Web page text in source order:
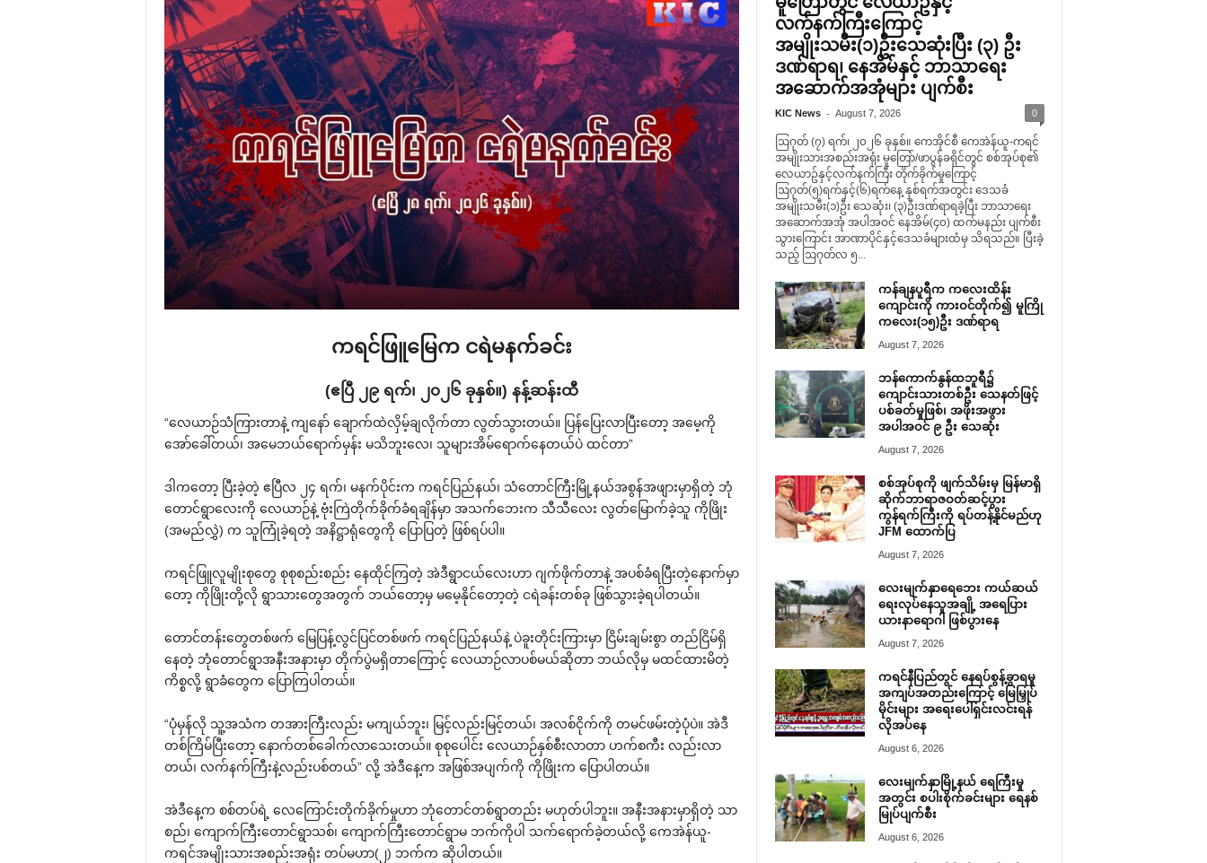
ကရင်ဖြူမြေက ငရဲမနက်ခင်း
(ဧပြီ ၂၉ ရက်၊ ၂၀၂၆ ခုနှစ်။) နန့်ဆန်းထီ
“လေယာဉ်သံကြားတာနဲ့ ကျနော် ချောက်ထဲလှိမ့်ချလိုက်တာ လွတ်သွားတယ်။ ပြန်ပြေးလာပြီးတော့ အမေ့ကို
အော်ခေါ်တယ်၊ အမေဘယ်ရောက်မှန်း မသိဘူးလေ၊ သူများအိမ်ရောက်နေတယ်ပဲ ထင်တာ”
ဒါကတော့ ပြီးခဲ့တဲ့ ဧပြီလ ၂၄ ရက်၊ မနက်ပိုင်းက ကရင်ပြည်နယ်၊ သံတောင်ကြီးမြို့နယ်အစွန်အဖျားမှာရှိတဲ့ ဘုံ
တောင်ရွာလေးကို လေယာဉ်နဲ့ ဗုံးကြဲတိုက်ခိုက်ခံရချိန်မှာ အသက်ဘေးက သီသီလေး လွတ်မြောက်ခဲ့သူ ကိုဖြိုး
(အမည်လွှဲ) က သူကြုံခဲ့ရတဲ့ အနိဋ္ဌာရုံတွေကို ပြောပြတဲ့ ဖြစ်ရပ်ပါ။
ကရင်ဖြူလူမျိုးစုတွေ စုစုစည်းစည်း နေထိုင်ကြတဲ့ အဲဒီရွာငယ်လေးဟာ ဂျက်ဖိုက်တာနဲ့ အပစ်ခံရပြီးတဲ့နောက်မှာ
တော့ ကိုဖြိုးတို့လို ရွာသားတွေအတွက် ဘယ်တော့မှ မမေ့နိုင်တော့တဲ့ ငရဲခန်းတစ်ခု ဖြစ်သွားခဲ့ရပါတယ်။
တောင်တန်းတွေတစ်ဖက် မြေပြန့်လွင်ပြင်တစ်ဖက် ကရင်ပြည်နယ်နဲ့ ပဲခူးတိုင်းကြားမှာ ငြိမ်းချမ်းစွာ တည်ငြိမ်ရှိ
နေတဲ့ ဘုံတောင်ရွာအနီးအနားမှာ တိုက်ပွဲမရှိတာကြောင့် လေယာဉ်လာပစ်မယ်ဆိုတာ ဘယ်လိုမှ မထင်ထားမိတဲ့
ကိစ္စလို့ ရွာခံတွေက ပြောကြပါတယ်။
“ပုံမှန်လို သူ့အသံက တအားကြီးလည်း မကျယ်ဘူး၊ မြင့်လည်းမြင့်တယ်၊ အလစ်ငိုက်ကို တမင်ဖမ်းတဲ့ပုံပဲ။ အဲဒီ
တစ်ကြိမ်ပြီးတော့ နောက်တစ်ခေါက်လာသေးတယ်။ စုစုပေါင်း လေယာဉ်နှစ်စီးလာတာ ဟက်စကီး လည်းလာ
တယ်၊ လက်နက်ကြီးနဲ့လည်းပစ်တယ်” လို့ အဲဒီနေ့က အဖြစ်အပျက်ကို ကိုဖြိုးက ပြောပါတယ်။
အဲဒီနေ့က စစ်တပ်ရဲ့ လေကြောင်းတိုက်ခိုက်မှုဟာ ဘုံတောင်တစ်ရွာတည်း မဟုတ်ပါဘူး။ အနီးအနားမှာရှိတဲ့ သာ
စည်၊ ကျောက်ကြီးတောင်ရွာသစ်၊ ကျောက်ကြီးတောင်ရွာမ ဘက်ကိုပါ သက်ရောက်ခဲ့တယ်လို့ ကေအဲန်ယူ-
ကရင်အမျိုးသားအစည်းအရုံး တပ်မဟာ(၂) ဘက်က ဆိုပါတယ်။
လက်နက်ကြီးကြောင့်
အမျိုးသမီး(၁)ဦးသေဆုံးပြီး (၃) ဦး
ဒဏ်ရာရ၊ နေအိမ်နှင့် ဘာသာရေး
အဆောက်အအုံများ ပျက်စီး
KIC News - August 7, 2026 0
ဩဂုတ် (၇) ရက်၊ ၂၀၂၆ ခုနှစ်။ ကေအိုင်စီ ကေအဲန်ယူ-ကရင်
အမျိုးသားအစည်းအရုံး မူတြော်/ဖာပွန်ခရိုင်တွင် စစ်အုပ်စု၏
လေယာဥ်နှင့်လက်နက်ကြီး တိုက်ခိုက်မှုကြောင့်
ဩဂုတ်(၅)ရက်နှင့်(၆)ရက်နေ့ နှစ်ရက်အတွင်း ဒေသခံ
အမျိုးသမီး(၁)ဦး သေဆုံး၊ (၃)ဦးဒဏ်ရာရခဲ့ပြီး ဘာသာရေး
အဆောက်အအုံ အပါအဝင် နေအိမ်(၄၀) ထက်မနည်း ပျက်စီး
သွားကြောင်း အာဏာပိုင်နှင့်ဒေသခံများထံမှ သိရသည်။ ပြီးခဲ့
သည့် ဩဂုတ်လ ၅...
ကန်ချနပူရီက ကလေးထိန်း
ကျောင်းကို ကားဝင်တိုက်၍ မူကြို
ကလေး(၁၅)ဦး ဒဏ်ရာရ
August 7, 2026
ဘန်ကောက်နွန်ထဘူရီ၌
ကျောင်းသားတစ်ဦး သေနတ်ဖြင့်
ပစ်ခတ်မှုဖြစ်၊ အဖိုးအဖွား
အပါအဝင် ၉ ဦး သေဆုံး
August 7, 2026
စစ်အုပ်စုကို ဖျက်သိမ်းမှ မြန်မာရှိ
ဆိုက်ဘာရာဇဝတ်ဆင့်ပွား
ကွန်ရက်ကြီးကို ရပ်တန့်နိုင်မည်ဟု
JFM ထောက်ပြ
August 7, 2026
လေးမျက်နှာရေဘေး ကယ်ဆယ်
ရေးလုပ်နေသူအချို့ အရေပြား
ယားနာရောဂါ ဖြစ်ပွားနေ
August 7, 2026
ကရင်နီပြည်တွင် နေရပ်စွန့်ခွာရမှု
အကျပ်အတည်းကြောင့် မြေမြှုပ်
မိုင်းများ အရေးပေါ်ရှင်းလင်းရန်
လိုအပ်နေ
August 6, 2026
လေးမျက်နှာမြို့နယ် ရေကြီးမှု
အတွင်း စပါးစိုက်ခင်းများ ရေနစ်
မြုပ်ပျက်စီး
August 6, 2026